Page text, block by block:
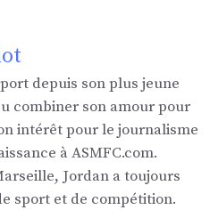
depuis son plus jeune
combiner son amour pour
intérêt pour le journalisme
à ASMFC.com.
Jordan a toujours
sport et de compétition.